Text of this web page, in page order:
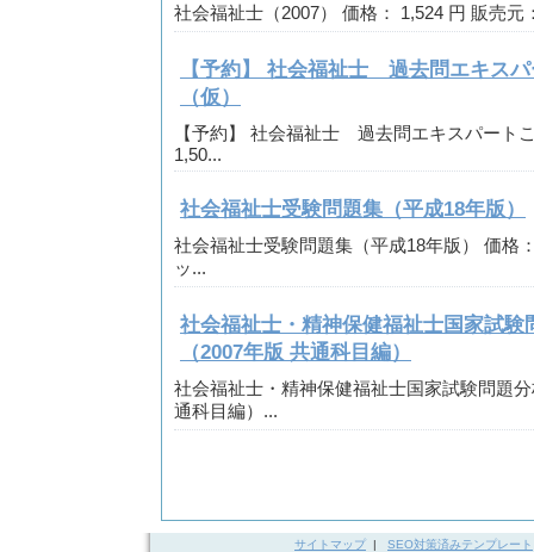
社会福祉士（2007） 価格： 1,524 円 販売元
【予約】 社会福祉士 過去問エキス
（仮）
【予約】 社会福祉士 過去問エキスパート
1,50...
社会福祉士受験問題集（平成18年版）
社会福祉士受験問題集（平成18年版） 価格
ッ...
社会福祉士・精神保健福祉士国家試験
（2007年版 共通科目編）
社会福祉士・精神保健福祉士国家試験問題
通科目編）...
サイトマップ| SEO対策済みテンプレート